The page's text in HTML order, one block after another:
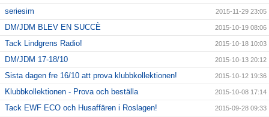
seriesim 2015-11-29 23:05
DM/JDM BLEV EN SUCCÈ 2015-10-19 08:06
Tack Lindgrens Radio! 2015-10-18 10:03
DM/JDM 17-18/10 2015-10-13 20:12
Sista dagen fre 16/10 att prova klubbkollektionen! 2015-10-12 19:36
Klubbkollektionen - Prova och beställa 2015-10-08 17:14
Tack EWF ECO och Husaffären i Roslagen! 2015-09-28 09:33